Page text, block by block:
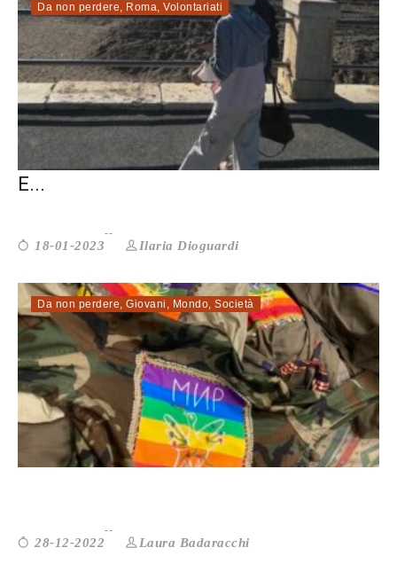
Da non perdere, Roma, Volontariati
DALLA GUERRA AL MARE. STORIA DI LEO
E...
18-01-2023 Ilaria Dioguardi
Da non perdere, Giovani , Mondo, Società
MYR SIGNIFICA PACE
28-12-2022 Laura Badaracchi